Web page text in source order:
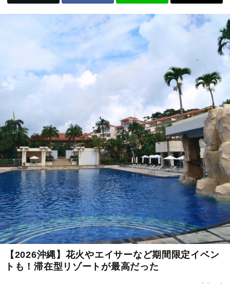
【2026沖縄】花火やエイサーなど期間限定イベン
トも！滞在型リゾートが最高だった